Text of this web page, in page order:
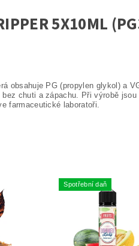
5X10ML
obsahuje PG (propylen glykol) a
bez chuti a zápachu. Při výrobě
farmaceutické laboratoři.
Spotřební daň